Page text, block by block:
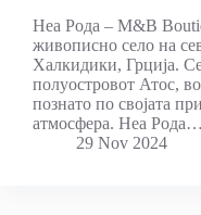
Неа Рода – M&B
живописно село на
Халкидики, Грција.
полуостровот Атос,
познато по својата
атмосфера. Неа Рода…
29 Nov 2024